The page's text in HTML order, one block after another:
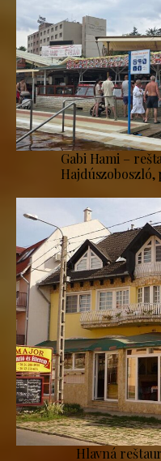
Gabi Hami –
Hajdúszoboszló,
Hlavná